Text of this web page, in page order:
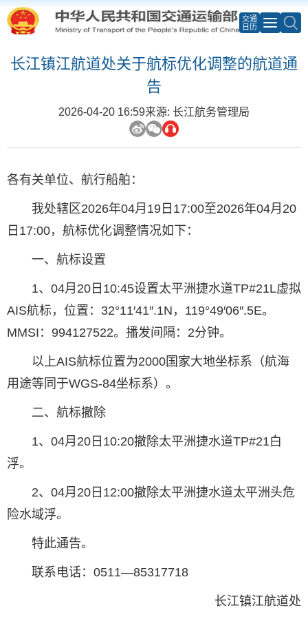
交通
日历
长江镇江航道处关于航标优化调整的航道通
告
2026-04-20 16:59来源: 长江航务管理局
各有关单位、航行船舶：
我处辖区2026年04月19日17:00至2026年04月20
日17:00，航标优化调整情况如下：
一、航标设置
1、04月20日10:45设置太平洲捷水道TP#21L虚拟
AIS航标，位置：32°11′41″.1N，119°49′06″.5E。
MMSI：994127522。播发间隔：2分钟。
以上AIS航标位置为2000国家大地坐标系（航海
用途等同于WGS-84坐标系）。
二、航标撤除
1、04月20日10:20撤除太平洲捷水道TP#21白
浮。
2、04月20日12:00撤除太平洲捷水道太平洲头危
险水域浮。
特此通告。
联系电话：0511—85317718
长江镇江航道处